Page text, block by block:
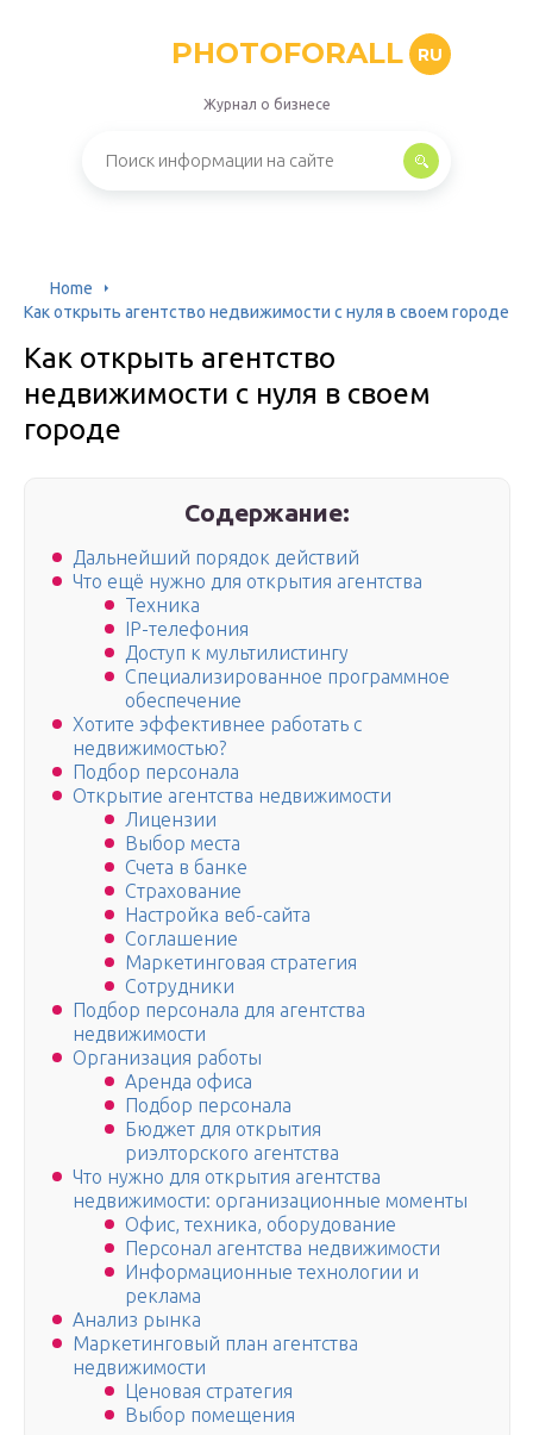
PHOTOFORALL RU
Журнал о бизнесе
Home
Как открыть агентство недвижимости с нуля в своем городе
Как открыть агентство
недвижимости с нуля в своем
городе
Содержание:
Дальнейший порядок действий
Что ещё нужно для открытия агентства
Техника
IP-телефония
Доступ к мультилистингу
Специализированное программное
обеспечение
Хотите эффективнее работать с
недвижимостью?
Подбор персонала
Открытие агентства недвижимости
Лицензии
Выбор места
Счета в банке
Страхование
Настройка веб-сайта
Соглашение
Маркетинговая стратегия
Сотрудники
Подбор персонала для агентства
недвижимости
Организация работы
Аренда офиса
Подбор персонала
Бюджет для открытия
риэлторского агентства
Что нужно для открытия агентства
недвижимости: организационные моменты
Офис, техника, оборудование
Персонал агентства недвижимости
Информационные технологии и
реклама
Анализ рынка
Маркетинговый план агентства
недвижимости
Ценовая стратегия
Выбор помещения